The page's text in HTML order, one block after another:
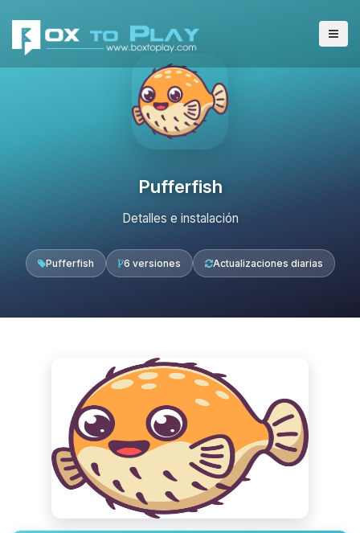
Pufferfish
Detalles e instalación
Pufferfish 6 versiones Actualizaciones diarias